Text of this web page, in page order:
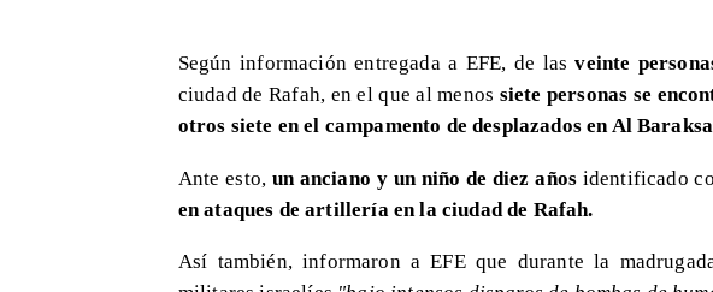
Según información entregada a EFE, de lasveinte
ciudad de Rafah, en el que al menos siete personas se
otros siete en el campamento de desplazados en Al
Ante esto, un anciano y un niño de diez años identificado
en ataques de artillería en la ciudad de Rafah.
Así también, informaron a EFE que durante la